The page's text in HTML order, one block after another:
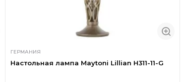
ГЕРМАНИЯ
Настольная лампа Maytoni Lillian H311-11-G